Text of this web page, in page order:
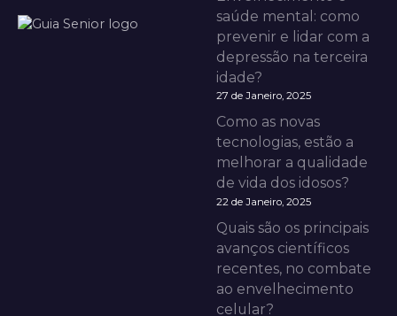
saúde mental: como
prevenir e lidar com a
depressão na terceira
idade?
27 de Janeiro, 2025
Como as novas
tecnologias, estão a
melhorar a qualidade
de vida dos idosos?
22 de Janeiro, 2025
Quais são os principais
avanços científicos
recentes, no combate
ao envelhecimento
celular?